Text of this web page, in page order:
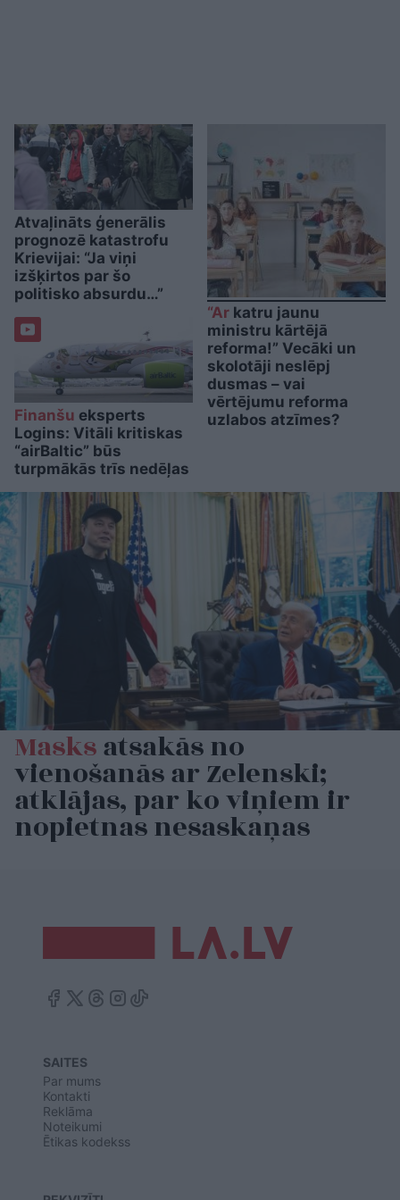
Atvaļināts ģenerālis
prognozē katastrofu
Krievijai: “Ja viņi
izšķirtos par šo
politisko absurdu…”
Finanšu eksperts
Logins: Vitāli kritiskas
“airBaltic” būs
turpmākās trīs nedēļas
“Ar katru jaunu
ministru kārtējā
reforma!” Vecāki un
skolotāji neslēpj
dusmas – vai
vērtējumu reforma
uzlabos atzīmes?
Masksatsakās no
vienošanās ar Zelenski;
atklājas, par ko viņiem ir
nopietnas nesaskaņas
SAITES
Par mums
Kontakti
Reklāma
Noteikumi
Ētikas kodekss